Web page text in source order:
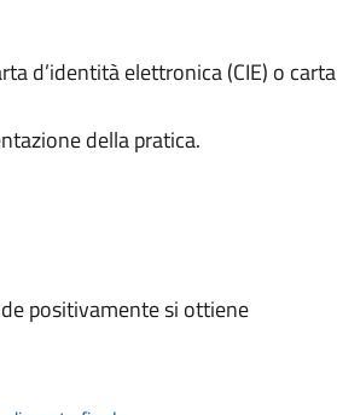
d’identità elettronica (CIE) o carta
della pratica.
positivamente si ottiene